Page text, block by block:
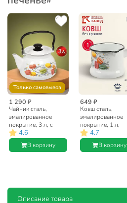
Только самовывоз
1 290 ₽
Чайник сталь,
эмалированное
покрытие, 3 л, с
декором, ручка
металлическая,
Керченский
4.6
В корзину
649 ₽
Ковш сталь,
эмалированное
покрытие, 1 л,
стальная ручка,
индукция,
Керченский
4.7
В корзину
Описание товара